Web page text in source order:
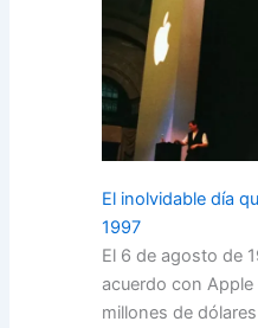
El inolvidable día
1997
El 6 de agosto de
acuerdo con Apple
millones de